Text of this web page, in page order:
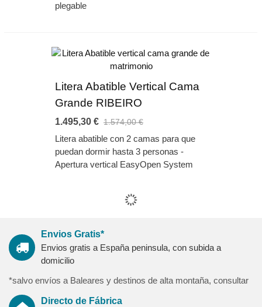
plegable
Litera Abatible Vertical Cama
Grande RIBEIRO
1.495,30 € 1.574,00 €
Litera abatible con 2 camas para que
puedan dormir hasta 3 personas -
Apertura vertical EasyOpen System
Envios Gratis*
Envios gratis a España peninsula, con subida a
domicilio
*salvo envíos a Baleares y destinos de alta montaña, consultar
Directo de Fábrica